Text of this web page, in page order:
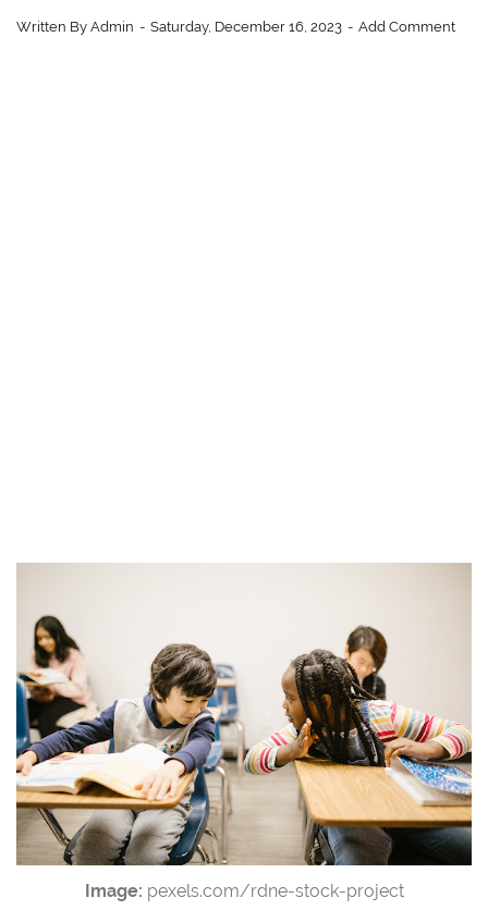
Written By Admin Saturday, December 16, 2023 Add Comment
Image: pexels.com/rdne-stock-project